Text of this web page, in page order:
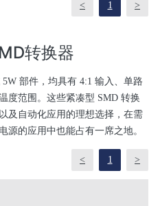
< 1 >
转换器
部件，均具有 4:1 输入、单路
度范围。这些紧凑型 SMD 转换
及自动化应用的理想选择，在需
源的应用中也能占有一席之地。
< 1 >